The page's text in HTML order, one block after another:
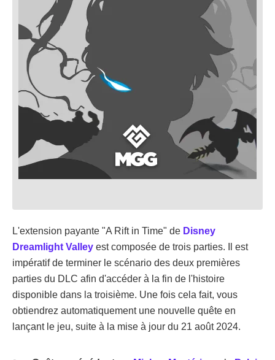
L'extension payante "A Rift in Time" de Disney
Dreamlight Valley est composée de trois parties. Il est
impératif de terminer le scénario des deux premières
parties du DLC afin d'accéder à la fin de l'histoire
disponible dans la troisième. Une fois cela fait, vous
obtiendrez automatiquement une nouvelle quête en
lançant le jeu, suite à la mise à jour du 21 août 2024.